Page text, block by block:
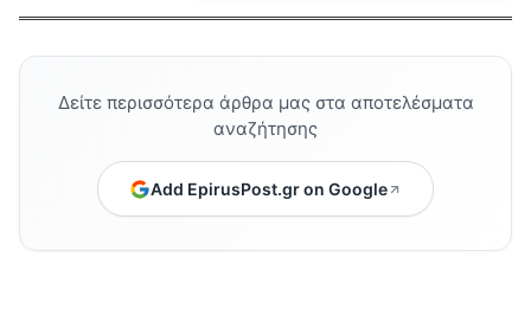
Δείτε περισσότερα άρθρα μας στα αποτελέσματα
αναζήτησης
Add EpirusPost.gr on Google